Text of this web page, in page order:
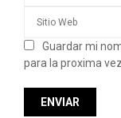
Guardar mi
para la proxima